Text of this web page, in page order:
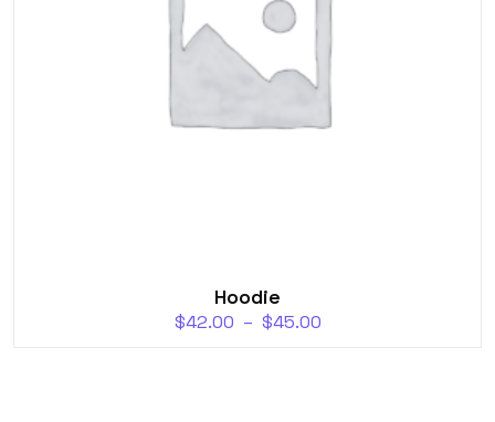
Hoodie
$42.00 – $45.00